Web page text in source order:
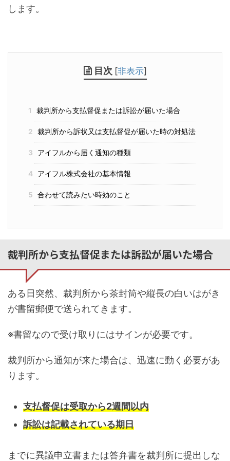
します。
目次 [非表示]
1 裁判所から支払督促または訴訟が届いた場合
2 裁判所から訴状又は支払督促が届いた時の対処法
3 アイフルから届く通知の種類
4 アイフル株式会社の基本情報
5 合わせて読みたい時効のこと
裁判所から支払督促または訴訟が届いた場合
ある日突然、裁判所から茶封筒や縦長の白いはがき
が書留郵便で送られてきます。
※書留なので受け取りにはサインが必要です。
裁判所から通知が来た場合は、迅速に動く必要があ
ります。
支払督促は受取から2週間以内
訴訟は記載されている期日
までに異議申立書または答弁書を裁判所に提出しな